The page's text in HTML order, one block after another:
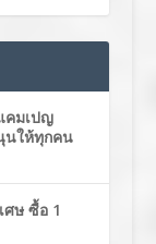
คมเปญ
นให้ทุกคน
ษ ซื้อ 1